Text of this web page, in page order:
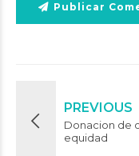
Publicar
PREVIOUS
Donacion de
equidad